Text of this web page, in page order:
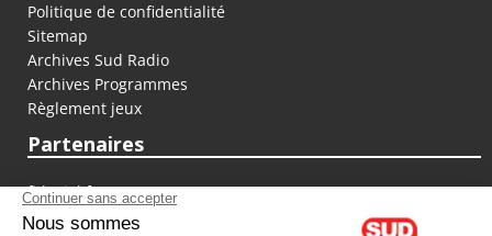
Politique de confidentialité
Sitemap
Archives Sud Radio
Archives Programmes
Règlement jeux
Partenaires
fiducial.fr
lyoncapitale.fr